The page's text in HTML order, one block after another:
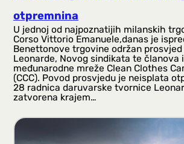
otpremnina
U jednoj od najpoznatijih milanskih
Corso Vittorio Emanuele,danas je
Benettonove trgovine održan
Leonarde, Novog sindikata te članova
međunarodne mreže Clean Clothes
(CCC). Povod prosvjedu je neisplata
28 radnica daruvarske tvornice
zatvorena krajem…